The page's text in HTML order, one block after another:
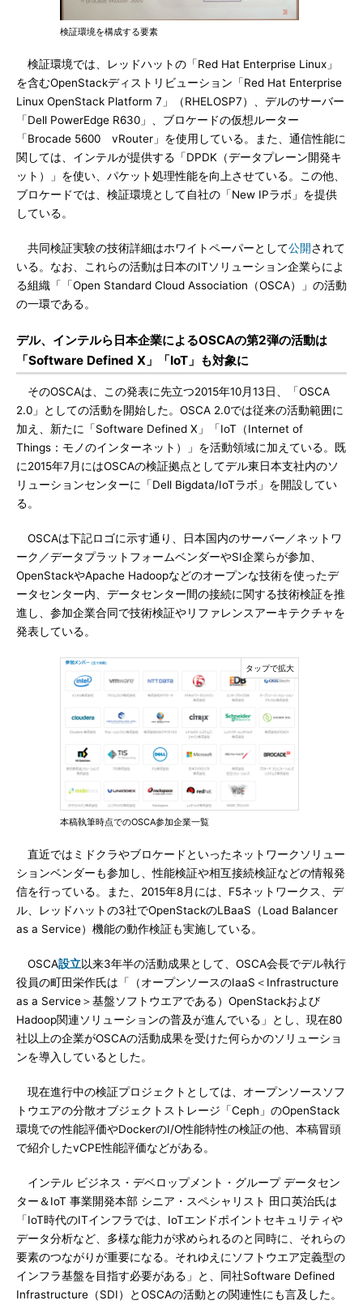
検証環境を構成する要素
検証環境では、レッドハットの「Red Hat Enterprise Linux」
を含むOpenStackディストリビューション「Red Hat Enterprise
Linux OpenStack Platform 7」（RHELOSP7）、デルのサーバー
「Dell PowerEdge R630」、ブロケードの仮想ルーター
「Brocade 5600 vRouter」を使用している。また、通信性能に
関しては、インテルが提供する「DPDK（データプレーン開発キ
ット）」を使い、パケット処理性能を向上させている。この他、
ブロケードでは、検証環境として自社の「New IPラボ」を提供
している。
共同検証実験の技術詳細はホワイトペーパーとして公開されて
いる。なお、これらの活動は日本のITソリューション企業らによ
る組織「「Open Standard Cloud Association（OSCA）」の活動
の一環である。
デル、インテルら日本企業によるOSCAの第2弾の活動は
「Software Defined X」「IoT」も対象に
そのOSCAは、この発表に先立つ2015年10月13日、「OSCA
2.0」としての活動を開始した。OSCA 2.0では従来の活動範囲に
加え、新たに「Software Defined X」「IoT（Internet of
Things：モノのインターネット）」を活動領域に加えている。既
に2015年7月にはOSCAの検証拠点としてデル東日本支社内のソ
リューションセンターに「Dell Bigdata/IoTラボ」を開設してい
る。
OSCAは下記ロゴに示す通り、日本国内のサーバー／ネットワ
ーク／データプラットフォームベンダーやSI企業らが参加、
OpenStackやApache Hadoopなどのオープンな技術を使ったデ
ータセンター内、データセンター間の接続に関する技術検証を推
進し、参加企業合同で技術検証やリファレンスアーキテクチャを
発表している。
本稿執筆時点でのOSCA参加企業一覧
直近ではミドクラやブロケードといったネットワークソリュー
ションベンダーも参加し、性能検証や相互接続検証などの情報発
信を行っている。また、2015年8月には、F5ネットワークス、デ
ル、レッドハットの3社でOpenStackのLBaaS（Load Balancer
as a Service）機能の動作検証も実施している。
OSCA設立以来3年半の活動成果として、OSCA会長でデル執行
役員の町田栄作氏は「（オープンソースのIaaS＜Infrastructure
as a Service＞基盤ソフトウエアである）OpenStackおよび
Hadoop関連ソリューションの普及が進んでいる」とし、現在80
社以上の企業がOSCAの活動成果を受けた何らかのソリューショ
ンを導入しているとした。
現在進行中の検証プロジェクトとしては、オープンソースソフ
トウエアの分散オブジェクトストレージ「Ceph」のOpenStack
環境での性能評価やDockerのI/O性能特性の検証の他、本稿冒頭
で紹介したvCPE性能評価などがある。
インテル ビジネス・デベロップメント・グループ データセン
ター＆IoT 事業開発本部 シニア・スペシャリスト 田口英治氏は
「IoT時代のITインフラでは、IoTエンドポイントセキュリティや
データ分析など、多様な能力が求められるのと同時に、それらの
要素のつながりが重要になる。それゆえにソフトウエア定義型の
インフラ基盤を目指す必要がある」と、同社Software Defined
Infrastructure（SDI）とOSCAの活動との関連性にも言及した。